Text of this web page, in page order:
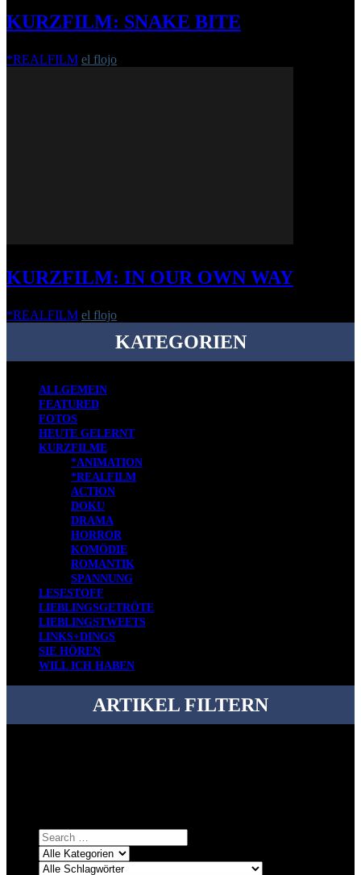
KURZFILM: SNAKE BITE
*REALFILM el flojo
KURZFILM: IN OUR OWN WAY
*REALFILM el flojo
KATEGORIEN
ALLGEMEIN
FEATURED
FOTOS
HEUTE GELERNT
KURZFILME
*ANIMATION
*REALFILM
ACTION
DOKU
DRAMA
HORROR
KOMÖDIE
ROMANTIK
SPANNUNG
LESESTOFF
LIEBLINGSGETRÖTE
LIEBLINGSTWEETS
LINKS+DINGS
SIE HÖREN
WILL ICH HABEN
ARTIKEL FILTERN